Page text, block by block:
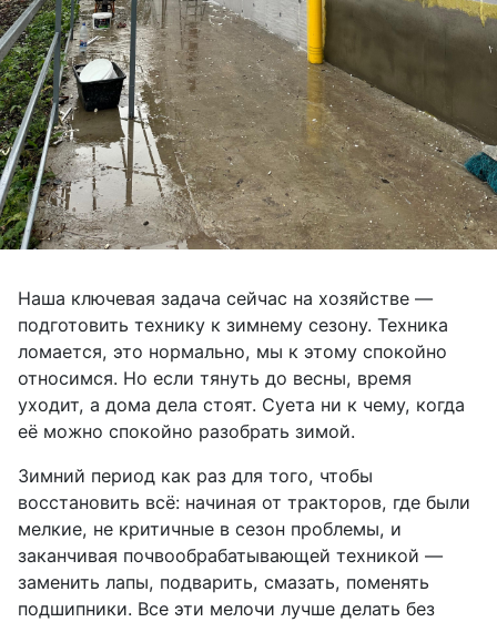
Наша ключевая задача сейчас на хозяйстве —
подготовить технику к зимнему сезону. Техника
ломается, это нормально, мы к этому спокойно
относимся. Но если тянуть до весны, время
уходит, а дома дела стоят. Суета ни к чему, когда
её можно спокойно разобрать зимой.
Зимний период как раз для того, чтобы
восстановить всё: начиная от тракторов, где были
мелкие, не критичные в сезон проблемы, и
заканчивая почвообрабатывающей техникой —
заменить лапы, подварить, смазать, поменять
подшипники. Все эти мелочи лучше делать без